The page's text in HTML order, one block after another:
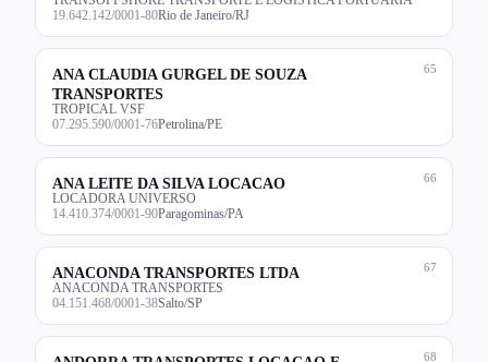
19.642.142/0001-80Rio de Janeiro/RJ
65
ANA CLAUDIA GURGEL DE SOUZA
TRANSPORTES
TROPICAL VSF
07.295.590/0001-76Petrolina/PE
66
ANA LEITE DA SILVA LOCACAO
LOCADORA UNIVERSO
14.410.374/0001-90Paragominas/PA
67
ANACONDA TRANSPORTES LTDA
ANACONDA TRANSPORTES
04.151.468/0001-38Salto/SP
68